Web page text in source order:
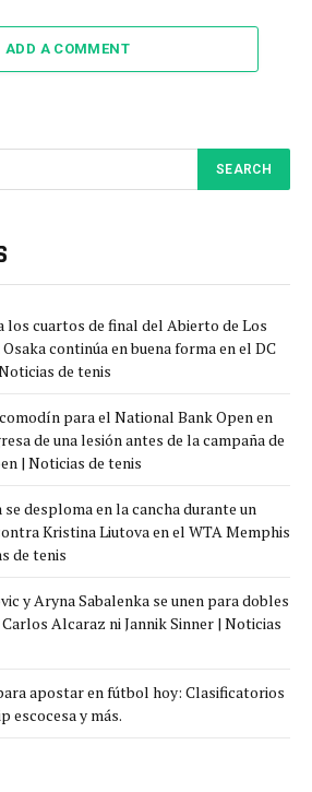
ADD A COMMENT
los cuartos de final del Abierto de Los
continúa en buena forma en el DC
de tenis
para el National Bank Open en
de una lesión antes de la campaña de
| Noticias de tenis
desploma en la cancha durante un
Kristina Liutova en el WTA Memphis
de tenis
y Aryna Sabalenka se unen para dobles
Alcaraz ni Jannik Sinner | Noticias
apostar en fútbol hoy: Clasificatorios
escocesa y más.